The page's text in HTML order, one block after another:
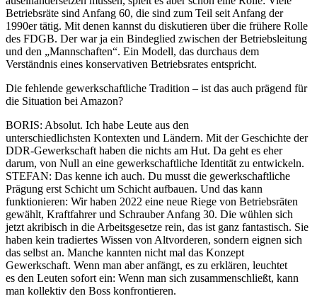
Betriebsräte sind Anfang 60, die sind zum Teil seit Anfang der
1990er tätig. Mit denen kannst du diskutieren über die frühere Rolle
des FDGB. Der war ja ein Bindeglied zwischen der Betriebsleitung
und den „Mannschaften“. Ein Modell, das durchaus dem
Verständnis eines konservativen Betriebsrates entspricht.
Die fehlende gewerkschaftliche Tradition – ist das auch prägend für
die Situation bei Amazon?
BORIS: Absolut. Ich habe Leute aus den
unterschiedlichsten Kontexten und Ländern. Mit der Geschichte der
DDR-Gewerkschaft haben die nichts am Hut. Da geht es eher
darum, von Null an eine gewerkschaftliche Identität zu entwickeln.
STEFAN: Das kenne ich auch. Du musst die gewerkschaftliche
Prägung erst Schicht um Schicht aufbauen. Und das kann
funktionieren: Wir haben 2022 eine neue Riege von Betriebsräten
gewählt, Kraftfahrer und Schrauber Anfang 30. Die wühlen sich
jetzt akribisch in die Arbeitsgesetze rein, das ist ganz fantastisch. Sie
haben kein tradiertes Wissen von Altvorderen, sondern eignen sich
das selbst an. Manche kannten nicht mal das Konzept
Gewerkschaft. Wenn man aber anfängt, es zu erklären, leuchtet
es den Leuten sofort ein: Wenn man sich zusammenschließt, kann
man kollektiv den Boss konfrontieren.